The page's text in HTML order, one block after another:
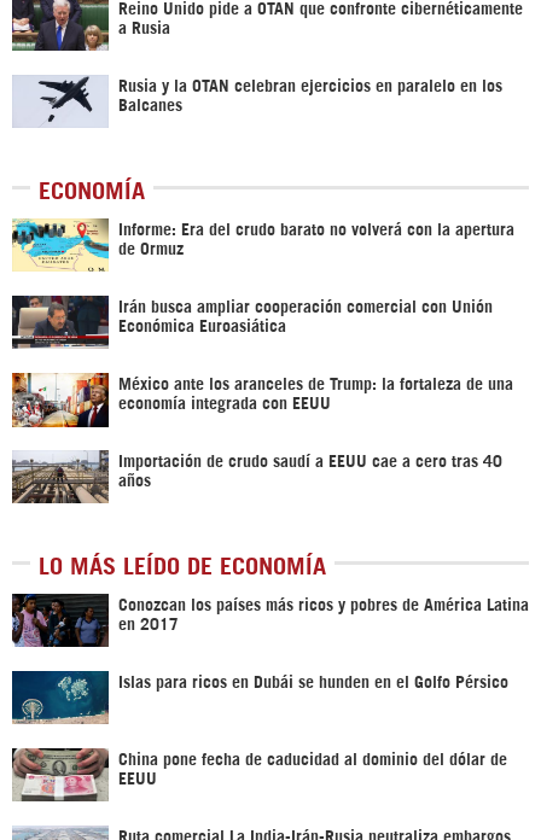
Reino Unido pide a OTAN que confronte cibernéticamente
a Rusia
Rusia y la OTAN celebran ejercicios en paralelo en los
Balcanes
ECONOMÍA
Informe: Era del crudo barato no volverá con la apertura
de Ormuz
Irán busca ampliar cooperación comercial con Unión
Económica Euroasiática
México ante los aranceles de Trump: la fortaleza de una
economía integrada con EEUU
Importación de crudo saudí a EEUU cae a cero tras 40
años
LO MÁS LEÍDO DE ECONOMÍA
Conozcan los países más ricos y pobres de América Latina
en 2017
Islas para ricos en Dubái se hunden en el Golfo Pérsico
China pone fecha de caducidad al dominio del dólar de
EEUU
Ruta comercial La India-Irán-Rusia neutraliza embargos